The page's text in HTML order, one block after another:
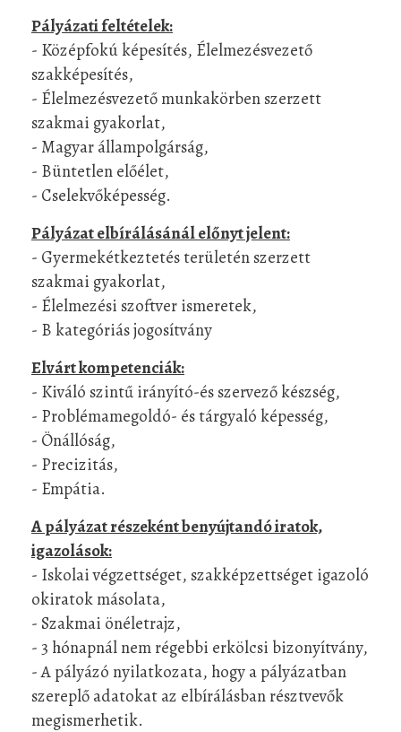
Pályázati feltételek:
- Középfokú képesítés, Élelmezésvezető
szakképesítés,
- Élelmezésvezető munkakörben szerzett
szakmai gyakorlat,
- Magyar állampolgárság,
- Büntetlen előélet,
- Cselekvőképesség.
Pályázat elbírálásánál előnyt jelent:
- Gyermekétkeztetés területén szerzett
szakmai gyakorlat,
- Élelmezési szoftver ismeretek,
- B kategóriás jogosítvány
Elvárt kompetenciák:
- Kiváló szintű irányító-és szervező készség,
- Problémamegoldó- és tárgyaló képesség,
- Önállóság,
- Precizitás,
- Empátia.
A pályázat részeként benyújtandó iratok,
igazolások:
- Iskolai végzettséget, szakképzettséget igazoló
okiratok másolata,
- Szakmai önéletrajz,
- 3 hónapnál nem régebbi erkölcsi bizonyítvány,
- A pályázó nyilatkozata, hogy a pályázatban
szereplő adatokat az elbírálásban résztvevők
megismerhetik.